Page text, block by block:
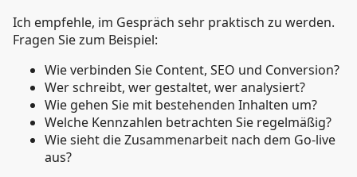
Ich empfehle, im Gespräch sehr praktisch zu werden.
Fragen Sie zum Beispiel:
Wie verbinden Sie Content, SEO und Conversion?
Wer schreibt, wer gestaltet, wer analysiert?
Wie gehen Sie mit bestehenden Inhalten um?
Welche Kennzahlen betrachten Sie regelmäßig?
Wie sieht die Zusammenarbeit nach dem Go-live
aus?